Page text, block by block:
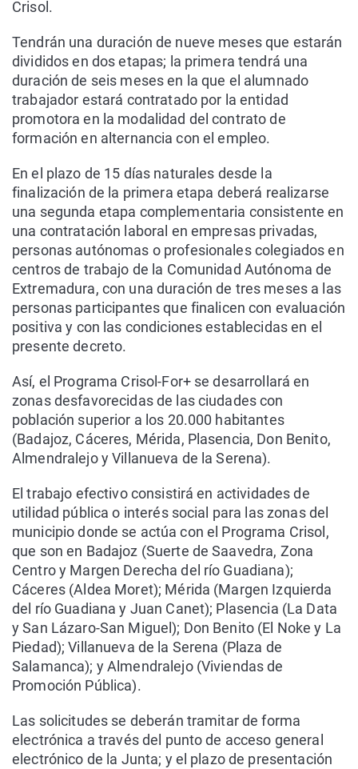
Crisol.
Tendrán una duración de nueve meses que estarán
divididos en dos etapas; la primera tendrá una
duración de seis meses en la que el alumnado
trabajador estará contratado por la entidad
promotora en la modalidad del contrato de
formación en alternancia con el empleo.
En el plazo de 15 días naturales desde la
finalización de la primera etapa deberá realizarse
una segunda etapa complementaria consistente en
una contratación laboral en empresas privadas,
personas autónomas o profesionales colegiados en
centros de trabajo de la Comunidad Autónoma de
Extremadura, con una duración de tres meses a las
personas participantes que finalicen con evaluación
positiva y con las condiciones establecidas en el
presente decreto.
Así, el Programa Crisol-For+ se desarrollará en
zonas desfavorecidas de las ciudades con
población superior a los 20.000 habitantes
(Badajoz, Cáceres, Mérida, Plasencia, Don Benito,
Almendralejo y Villanueva de la Serena).
El trabajo efectivo consistirá en actividades de
utilidad pública o interés social para las zonas del
municipio donde se actúa con el Programa Crisol,
que son en Badajoz (Suerte de Saavedra, Zona
Centro y Margen Derecha del río Guadiana);
Cáceres (Aldea Moret); Mérida (Margen Izquierda
del río Guadiana y Juan Canet); Plasencia (La Data
y San Lázaro-San Miguel); Don Benito (El Noke y La
Piedad); Villanueva de la Serena (Plaza de
Salamanca); y Almendralejo (Viviendas de
Promoción Pública).
Las solicitudes se deberán tramitar de forma
electrónica a través del punto de acceso general
electrónico de la Junta; y el plazo de presentación